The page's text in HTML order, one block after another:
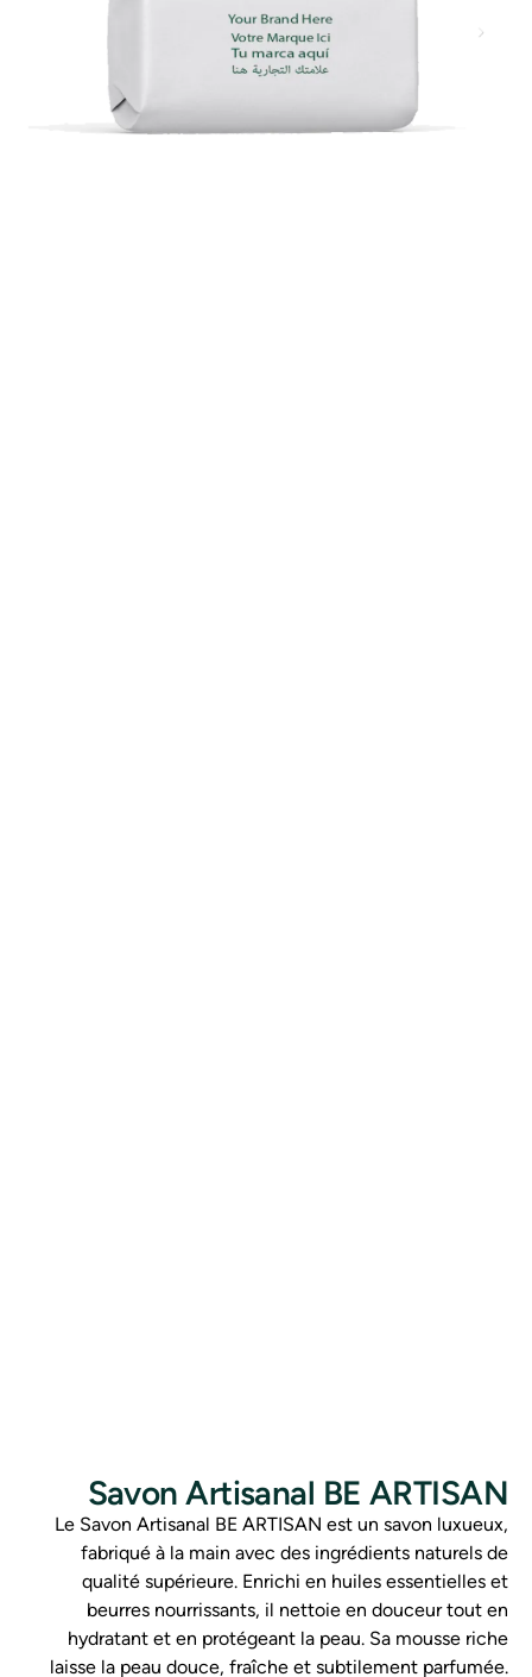
Savon Artisanal BE ARTISAN
Le Savon Artisanal BE ARTISAN est un savon luxueux,
fabriqué à la main avec des ingrédients naturels de
qualité supérieure. Enrichi en huiles essentielles et
beurres nourrissants, il nettoie en douceur tout en
hydratant et en protégeant la peau. Sa mousse riche
laisse la peau douce, fraîche et subtilement parfumée.